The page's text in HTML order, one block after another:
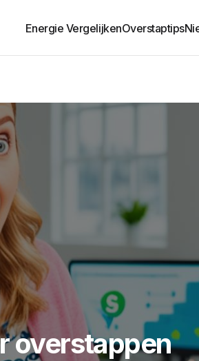
Energie VergelijkenOverstaptips
overstappen